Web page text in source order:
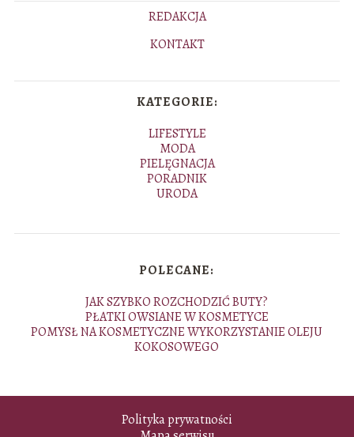
REDAKCJA
KONTAKT
KATEGORIE:
LIFESTYLE
MODA
PIELĘGNACJA
PORADNIK
URODA
POLECANE:
JAK SZYBKO ROZCHODZIĆ BUTY?
PŁATKI OWSIANE W KOSMETYCE
POMYSŁ NA KOSMETYCZNE WYKORZYSTANIE OLEJU
KOKOSOWEGO
Polityka prywatności